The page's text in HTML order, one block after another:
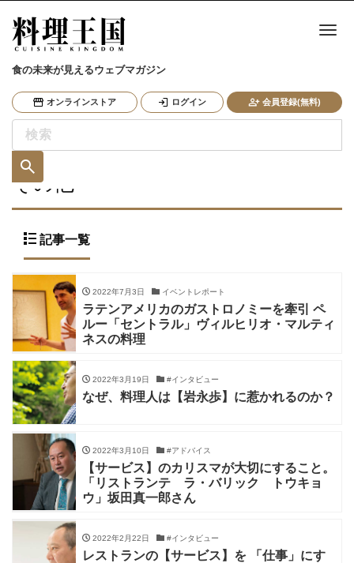
食の未来が見えるウェブマガジン
オンラインストア ログイン 会員登録(無料)
ナ
その他
記事一覧
2022年7月3日 イベントレポート
ラテンアメリカのガストロノミーを牽引 ペ
ルー「セントラル」ヴィルヒリオ・マルティ
ネスの料理
2022年3月19日 #インタビュー
なぜ、料理人は【岩永歩】に惹かれるのか？
2022年3月10日 #アドバイス
【サービス】のカリスマが大切にすること。
「リストランテ ラ・バリック トウキョ
ウ」坂田真一郎さん
2022年2月22日 #インタビュー
レストランの【サービス】を 「仕事」にす